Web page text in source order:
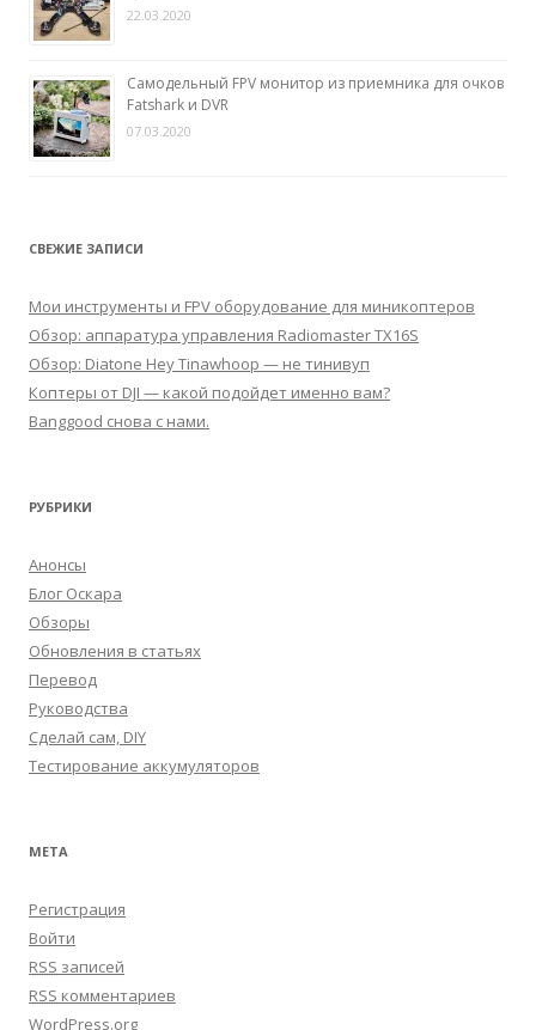
22.03.2020
Самодельный FPV монитор из приемника для очков
Fatshark и DVR
07.03.2020
СВЕЖИЕ ЗАПИСИ
Мои инструменты и FPV оборудование для миникоптеров
Обзор: аппаратура управления Radiomaster TX16S
Обзор: Diatone Hey Tinawhoop — не тинивуп
Коптеры от DJI — какой подойдет именно вам?
Banggood снова с нами.
РУБРИКИ
Анонсы
Блог Оскара
Обзоры
Обновления в статьях
Перевод
Руководства
Сделай сам, DIY
Тестирование аккумуляторов
МЕТА
Регистрация
Войти
RSS записей
RSS комментариев
WordPress.org